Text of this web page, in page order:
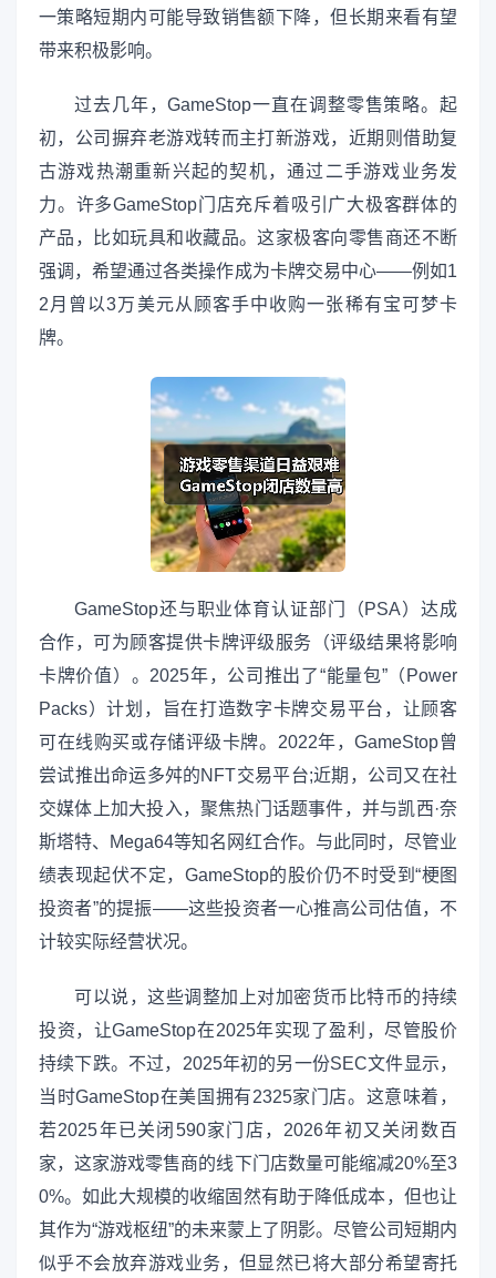
一策略短期内可能导致销售额下降，但长期来看有望
带来积极影响。
过去几年，GameStop一直在调整零售策略。起
初，公司摒弃老游戏转而主打新游戏，近期则借助复
古游戏热潮重新兴起的契机，通过二手游戏业务发
力。许多GameStop门店充斥着吸引广大极客群体的
产品，比如玩具和收藏品。这家极客向零售商还不断
强调，希望通过各类操作成为卡牌交易中心——例如1
2月曾以3万美元从顾客手中收购一张稀有宝可梦卡
牌。
GameStop还与职业体育认证部门（PSA）达成
合作，可为顾客提供卡牌评级服务（评级结果将影响
卡牌价值）。2025年，公司推出了“能量包”（Power
Packs）计划，旨在打造数字卡牌交易平台，让顾客
可在线购买或存储评级卡牌。2022年，GameStop曾
尝试推出命运多舛的NFT交易平台;近期，公司又在社
交媒体上加大投入，聚焦热门话题事件，并与凯西·奈
斯塔特、Mega64等知名网红合作。与此同时，尽管业
绩表现起伏不定，GameStop的股价仍不时受到“梗图
投资者”的提振——这些投资者一心推高公司估值，不
计较实际经营状况。
可以说，这些调整加上对加密货币比特币的持续
投资，让GameStop在2025年实现了盈利，尽管股价
持续下跌。不过，2025年初的另一份SEC文件显示，
当时GameStop在美国拥有2325家门店。这意味着，
若2025年已关闭590家门店，2026年初又关闭数百
家，这家游戏零售商的线下门店数量可能缩减20%至3
0%。如此大规模的收缩固然有助于降低成本，但也让
其作为“游戏枢纽”的未来蒙上了阴影。尽管公司短期内
似乎不会放弃游戏业务，但显然已将大部分希望寄托